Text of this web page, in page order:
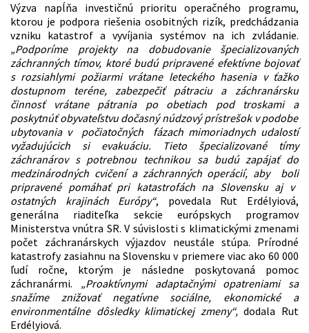
Výzva napĺňa investičnú prioritu operačného programu,
ktorou je podpora riešenia osobitných rizík, predchádzania
vzniku katastrof a vyvíjania systémov na ich zvládanie.
„Podporíme projekty na dobudovanie špecializovaných
záchranných tímov, ktoré budú pripravené efektívne bojovať
s rozsiahlymi požiarmivrátane leteckého hasenia v ťažko
dostupnom teréne, zabezpečiť pátraciu a záchranársku
činnosť vrátane pátrania po obetiach pod troskamia
poskytnúť obyvateľstvu dočasný núdzový prístrešok v podobe
ubytovania v počiatočných fázach mimoriadnych udalostí
vyžadujúcich si evakuáciu. Tieto špecializované tímy
záchranárov s potrebnou technikousa budú zapájať do
medzinárodných cvičení a záchranných operácií, aby boli
pripravené pomáhať pri katastrofách na Slovensku ajv
ostatných krajinách Európy“, povedala Rut Erdélyiová,
generálna riaditeľka sekcie európskych programov
Ministerstva vnútra SR. V súvislosti s klimatickými zmenami
počet záchranárskych výjazdov neustále stúpa. Prírodné
katastrofy zasiahnu na Slovensku v priemere viac ako 60 000
ľudí ročne, ktorým je následne poskytovaná pomoc
záchranármi. „Proaktívnymi adaptačnými opatreniami sa
snažíme znižovať negatívne sociálne, ekonomické a
environmentálne dôsledky klimatickej zmeny“,dodala Rut
Erdélyiová.